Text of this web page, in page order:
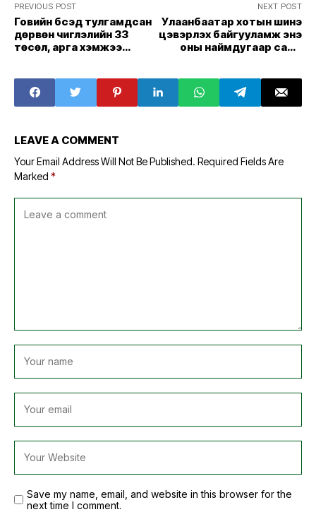
PREVIOUS POST
Говийн бүсэд тулгамдсан
дөрвөн чиглэлийн 33
төсөл, арга хэмжээ
NEXT POST
Улаанбаатар хотын шинэ
цэвэрлэх байгууламж энэ
оны наймдугаар сард
LEAVE A COMMENT
Your Email Address Will Not Be Published. Required Fields Are
Marked *
Save my name, email, and website in this browser for the
next time I comment.